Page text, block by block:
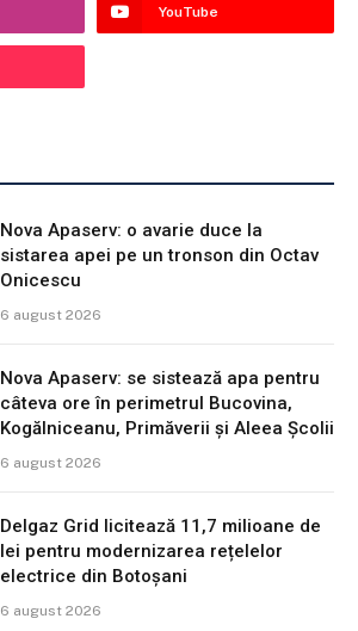
YouTube
Nova Apaserv: o avarie duce la
sistarea apei pe un tronson din Octav
Onicescu
6 august 2026
Nova Apaserv: se sistează apa pentru
câteva ore în perimetrul Bucovina,
Kogălniceanu, Primăverii și Aleea Școlii
6 august 2026
Delgaz Grid licitează 11,7 milioane de
lei pentru modernizarea rețelelor
electrice din Botoșani
6 august 2026